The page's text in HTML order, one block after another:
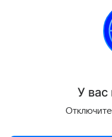
Рассказываем, что
и источники
нельзя отнести к
У вас